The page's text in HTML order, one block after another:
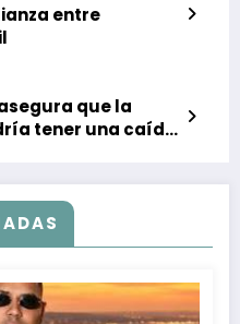
entre
que la
tener una caída